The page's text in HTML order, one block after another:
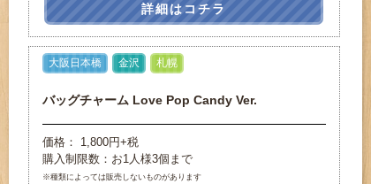
詳細はコチラ
大阪日本橋 金沢 札幌
バッグチャーム Love Pop Candy Ver.
価格： 1,800円+税
購入制限数：お1人様3個まで
※種類によっては販売しないものがあります